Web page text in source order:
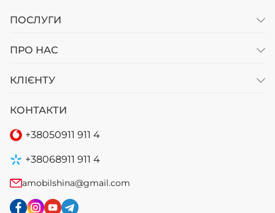
ПОСЛУГИ
ПРО НАС
КЛІЄНТУ
КОНТАКТИ
+38050911 911 4
+38068911 911 4
amobilshina@gmail.com